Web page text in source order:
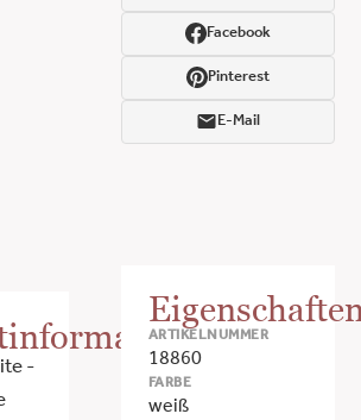
Facebook
Pinterest
E-Mail
-
ARTIKELNUMMER
18860
FARBE
weiß